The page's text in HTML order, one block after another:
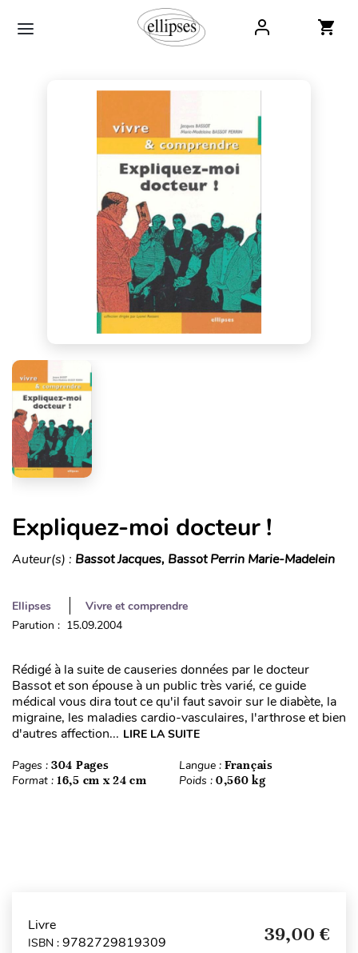
Expliquez-moi docteur !
Auteur(s) : Bassot Jacques, Bassot Perrin Marie-Madelein
Ellipses
Vivre et comprendre
Parution : 15.09.2004
Rédigé à la suite de causeries données par le docteur
Bassot et son épouse à un public très varié, ce guide
médical vous dira tout ce qu'il faut savoir sur le diabète, la
migraine, les maladies cardio-vasculaires, l'arthrose et bien
d'autres affection... LIRE LA SUITE
Pages : 304 Pages Langue : Français
Format : 16,5 cm x 24 cm Poids : 0,560 kg
Livre
ISBN : 9782729819309 39,00 €